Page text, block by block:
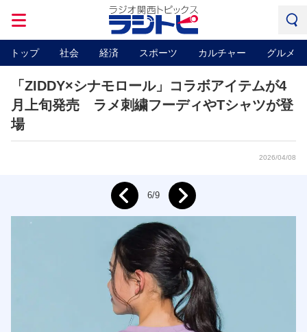
トップ 社会 経済 スポーツ カルチャー グルメ
「ZIDDY×シナモロール」コラボアイテムが4
月上旬発売 ラメ刺繍フーディやTシャツが登
場
2026/04/08
Prev 6/9 Next